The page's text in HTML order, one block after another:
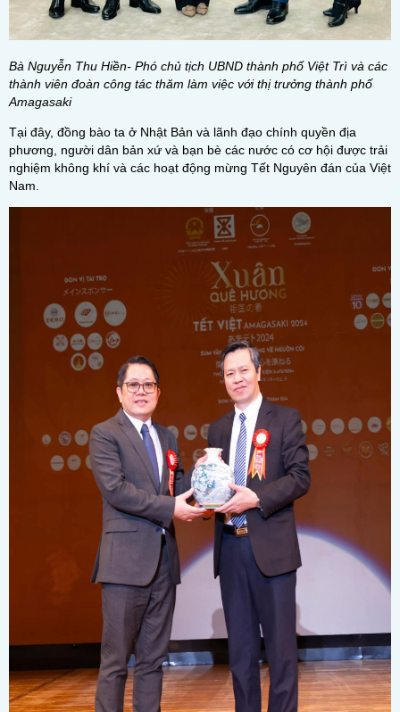
Bà Nguyễn Thu Hiền- Phó chủ tịch UBND thành phố Việt Trì và các
thành viên đoàn công tác thăm làm việc với thị trưởng thành phố
Amagasaki
Tại đây, đồng bào ta ở Nhật Bản và lãnh đạo chính quyền địa
phương, người dân bản xứ và bạn bè các nước có cơ hội được trải
nghiệm không khí và các hoạt động mừng Tết Nguyên đán của Việt
Nam.